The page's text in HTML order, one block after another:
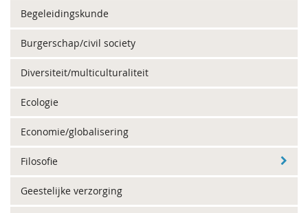
Begeleidingskunde
Burgerschap/civil society
Diversiteit/multiculturaliteit
Ecologie
Economie/globalisering
Filosofie
Geestelijke verzorging